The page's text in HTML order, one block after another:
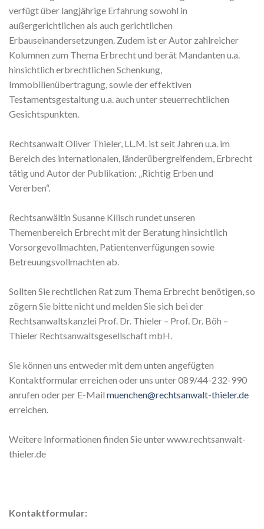
verfügt über langjährige Erfahrung sowohl in
außergerichtlichen als auch gerichtlichen
Erbauseinandersetzungen. Zudem ist er Autor zahlreicher
Kolumnen zum Thema Erbrecht und berät Mandanten u.a.
hinsichtlich erbrechtlichen Schenkung,
Immobilienübertragung, sowie der effektiven
Testamentsgestaltung u.a. auch unter steuerrechtlichen
Gesichtspunkten.
Rechtsanwalt Oliver Thieler, LL.M. ist seit Jahren u.a. im
Bereich des internationalen, länderübergreifendem, Erbrecht
tätig und Autor der Publikation: „Richtig Erben und
Vererben“.
Rechtsanwältin Susanne Kilisch rundet unseren
Themenbereich Erbrecht mit der Beratung hinsichtlich
Vorsorgevollmachten, Patientenverfügungen sowie
Betreuungsvollmachten ab.
Sollten Sie rechtlichen Rat zum Thema Erbrecht benötigen, so
zögern Sie bitte nicht und melden Sie sich bei der
Rechtsanwaltskanzlei Prof. Dr. Thieler – Prof. Dr. Böh –
Thieler Rechtsanwaltsgesellschaft mbH.
Sie können uns entweder mit dem unten angefügten
Kontaktformular erreichen oder uns unter 089/44-232-990
anrufen oder per E-Mail muenchen@rechtsanwalt-thieler.de
erreichen.
Weitere Informationen finden Sie unter www.rechtsanwalt-
thieler.de
Kontaktformular: